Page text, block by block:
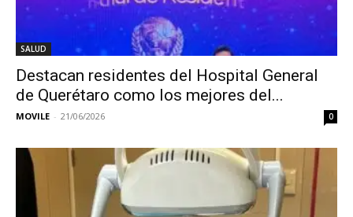
SALUD
Destacan residentes del Hospital General
de Querétaro como los mejores del...
MOVILE - 21/06/2026 0